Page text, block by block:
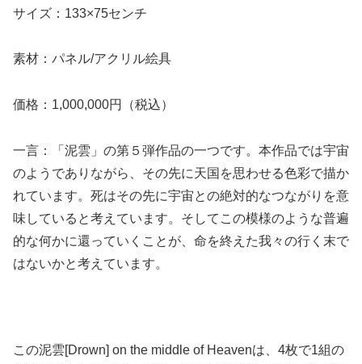
サイズ：133×75センチ
素材：パネル/アクリル絵具
価格：1,000,000円（税込）
一言：「泥雲」の第５弾作品の一つです。本作品では宇宙
のようでありながら、その先に天国を思わせる色彩で描か
れています。死はその先に宇宙との絶対的なつながりを意
味していると考えています。そしてこの模様のような普遍
的な何かに還っていくことが、命を終えた我々の行く末で
はないかと考えています。
この泥雲[Drown] on the middle of Heavenは、4枚で1組の